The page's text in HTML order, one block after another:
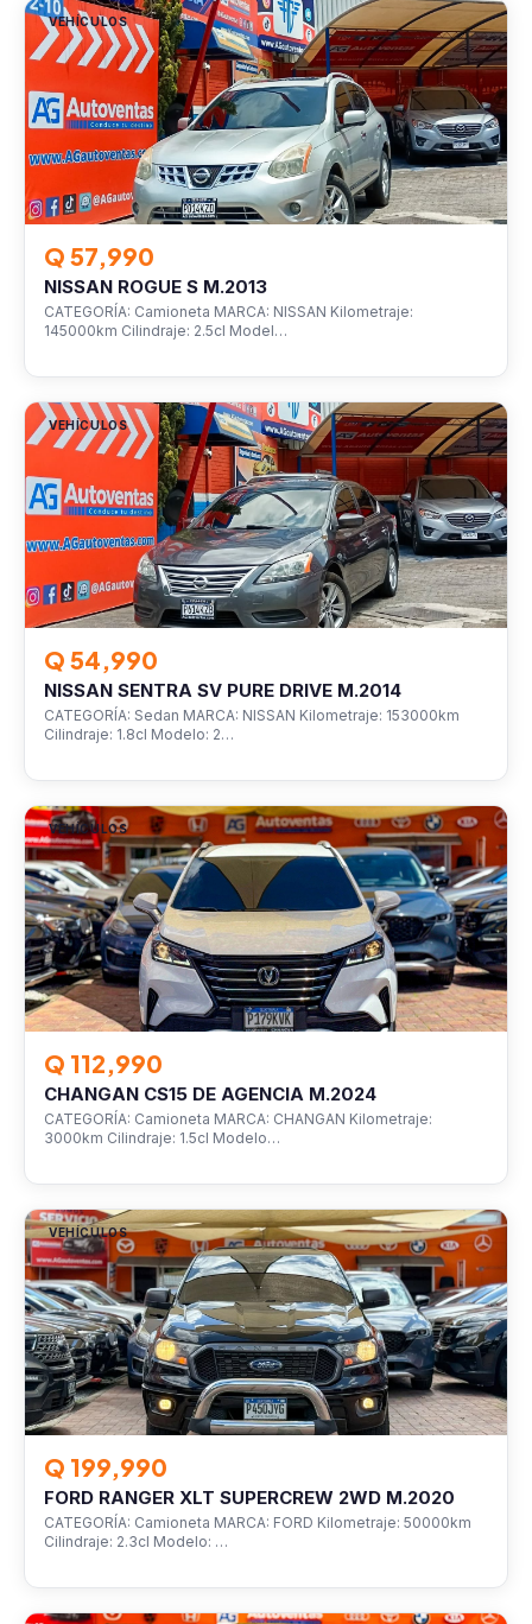
VEHÍCULOS
Q 57,990
NISSAN ROGUE S M.2013
CATEGORÍA: Camioneta MARCA: NISSAN Kilometraje:
145000km Cilindraje: 2.5cl Model…
VEHÍCULOS
Q 54,990
NISSAN SENTRA SV PURE DRIVE M.2014
CATEGORÍA: Sedan MARCA: NISSAN Kilometraje: 153000km
Cilindraje: 1.8cl Modelo: 2…
VEHÍCULOS
Q 112,990
CHANGAN CS15 DE AGENCIA M.2024
CATEGORÍA: Camioneta MARCA: CHANGAN Kilometraje:
3000km Cilindraje: 1.5cl Modelo…
VEHÍCULOS
Q 199,990
FORD RANGER XLT SUPERCREW 2WD M.2020
CATEGORÍA: Camioneta MARCA: FORD Kilometraje: 50000km
Cilindraje: 2.3cl Modelo: …